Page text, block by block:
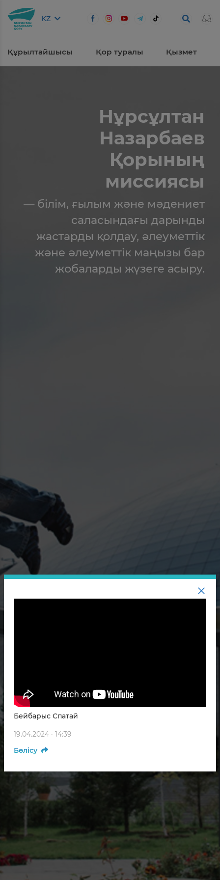
KZ
Құрылтайшысы Қор туралы Қызмет
Нұрсұлтан
Назарбаев
Қорының
миссиясы
— білім, ғылым және мәдениет
саласындағы дарынды
жастарды қолдау, әлеуметтік
және әлеуметтік маңызы бар
жобаларды жүзеге асыру.
Бейбарыс Спатай
19.04.2024 · 14:39
Бөлісу